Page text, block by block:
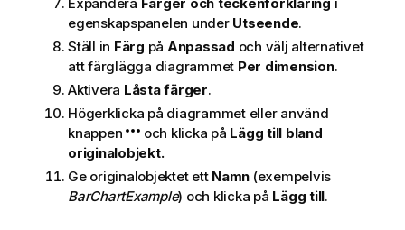
Expandera Färger och teckenförklaring i
egenskapspanelen under Utseende.
Ställ in Färg på Anpassad och välj alternativet
att färglägga diagrammet Per dimension.
Aktivera Låsta färger.
Högerklicka på diagrammet eller använd
knappen
och klicka på Lägg till bland
originalobjekt.
Ge originalobjektet ett Namn (exempelvis
BarChartExample) och klicka på Lägg till.